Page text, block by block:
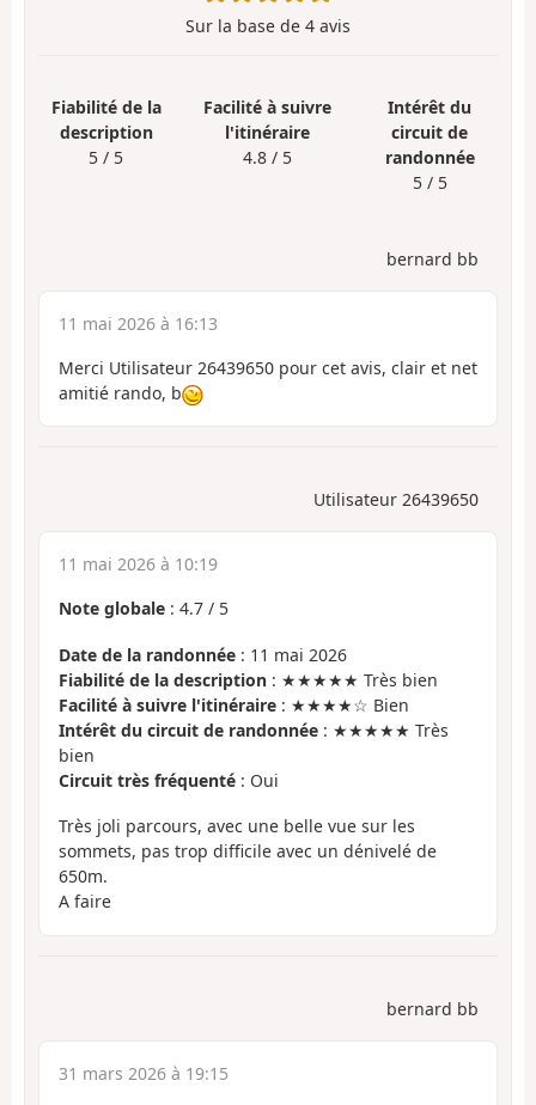
Sur la base de 4 avis
Fiabilité de la
description
5 / 5
Facilité à suivre
l'itinéraire
4.8 / 5
Intérêt du
circuit de
randonnée
5 / 5
bernard bb
11 mai 2026 à 16:13
Merci Utilisateur 26439650 pour cet avis, clair et net
amitié rando, b
Utilisateur 26439650
11 mai 2026 à 10:19
Note globale : 4.7 / 5
Date de la randonnée : 11 mai 2026
Fiabilité de la description : ★★★★★ Très bien
Facilité à suivre l'itinéraire : ★★★★☆ Bien
Intérêt du circuit de randonnée : ★★★★★ Très
bien
Circuit très fréquenté : Oui
Très joli parcours, avec une belle vue sur les
sommets, pas trop difficile avec un dénivelé de
650m.
A faire
bernard bb
31 mars 2026 à 19:15